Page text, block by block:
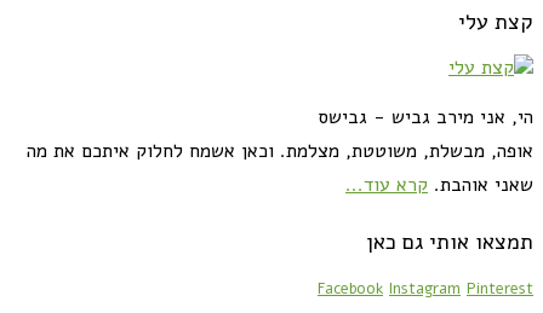
קצת עלי
הי, אני מירב גביש - גבישס
אופה, מבשלת, משוטטת, מצלמת. וכאן אשמח לחלוק איתכם את מה
שאני אוהבת. קרא עוד...
תמצאו אותי גם כאן
Facebook Instagram Pinterest